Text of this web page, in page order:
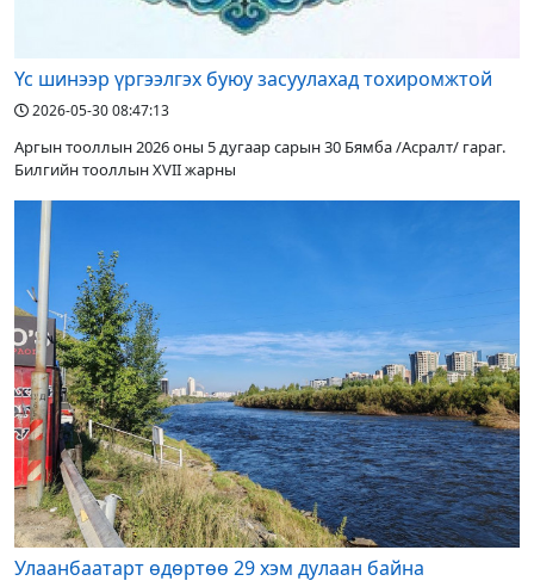
Үс шинээр үргээлгэх буюу засуулахад тохиромжтой
2026-05-30 08:47:13
Аргын тооллын 2026 оны 5 дугаар сарын 30 Бямба /Асралт/ гараг.
Билгийн тооллын XVII жарны
Улаанбаатарт өдөртөө 29 хэм дулаан байна